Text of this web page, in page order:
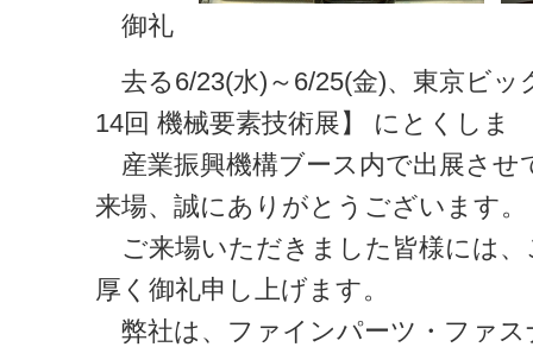
御礼
去る6/23(水)～6/25(金)、東京ビ
14回 機械要素技術展】 にとくしま
産業振興機構ブース内で出展させ
来場、誠にありがとうございます。
ご来場いただきました皆様には
厚く御礼申し上げます。
弊社は、ファインパーツ・ファ